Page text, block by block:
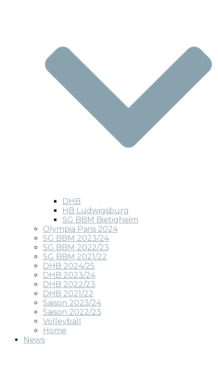
DHB
HB Ludwigsburg
SG BBM Bietigheim
Olympia Paris 2024
SG BBM 2023/24
SG BBM 2022/23
SG BBM 2021/22
DHB 2024/25
DHB 2023/24
DHB 2022/23
DHB 2021/22
Saison 2023/24
Saison 2022/23
Volleyball
Home
News